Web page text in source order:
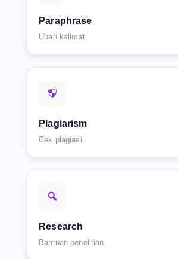
Paraphrase
Ubah kalimat.
Plagiarism
Cek plagiasi.
Research
Bantuan penelitian.